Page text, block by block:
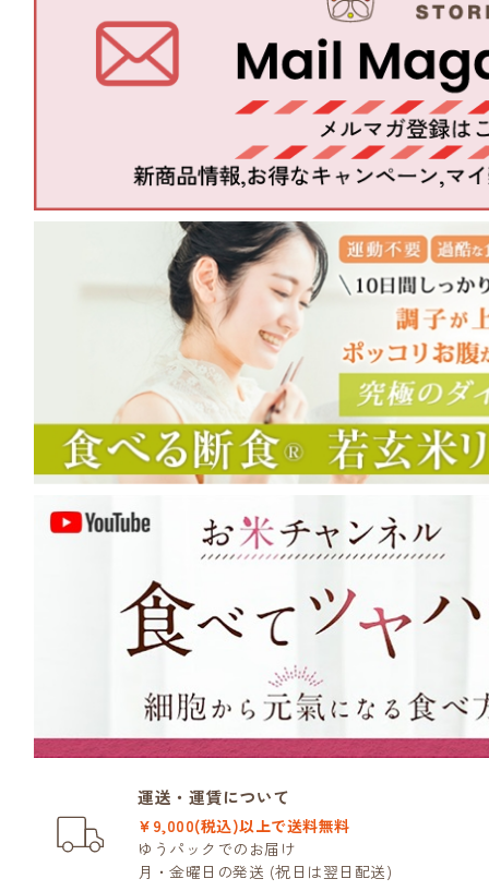
運送・運賃について
¥9,000(税込)以上で送料無料
ゆうパックでのお届け
月・金曜日の発送 (祝日は翌日配送)